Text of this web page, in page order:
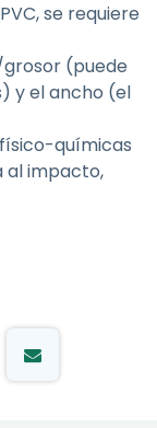
se requiere
(puede
y el ancho (el
químicas
al impacto,